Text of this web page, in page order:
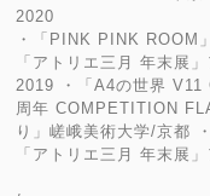
2020
・「PINK PINK ROOM
「アトリエ三月 年末展
2019 ・「A4の世界
周年 COMPETITION
り」嵯峨美術大学/京都
「アトリエ三月 年末展